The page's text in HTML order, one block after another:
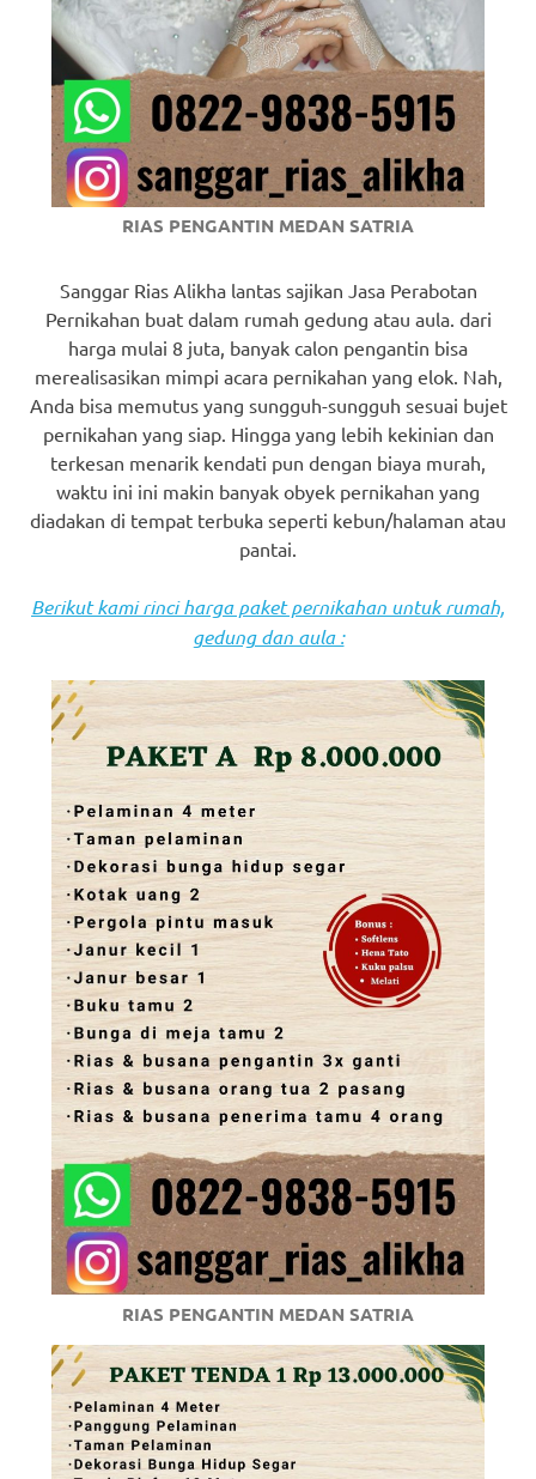
RIAS PENGANTIN MEDAN SATRIA
Sanggar Rias Alikha lantas sajikan Jasa Perabotan
Pernikahan buat dalam rumah gedung atau aula. dari
harga mulai 8 juta, banyak calon pengantin bisa
merealisasikan mimpi acara pernikahan yang elok. Nah,
Anda bisa memutus yang sungguh-sungguh sesuai bujet
pernikahan yang siap. Hingga yang lebih kekinian dan
terkesan menarik kendati pun dengan biaya murah,
waktu ini ini makin banyak obyek pernikahan yang
diadakan di tempat terbuka seperti kebun/halaman atau
pantai.
Berikut kami rinci harga paket pernikahan untuk rumah,
gedung dan aula :
RIAS PENGANTIN MEDAN SATRIA